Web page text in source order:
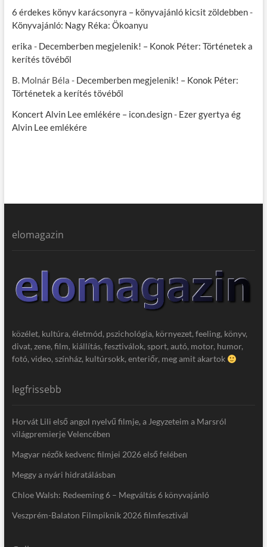
6 érdekes könyv karácsonyra – könyvajánló kicsit zöldebben-
Könyvajánló: Nagy Réka: Ökoanyu
erika - Decemberben megjelenik! – Konok Péter: Történetek a
kerítés tövéből
B. Molnár Béla - Decemberben megjelenik! – Konok Péter:
Történetek a kerítés tövéből
Koncert Alvin Lee emlékére – icon.design- Ezer gyertya ég
Alvin Lee emlékére
elomagazin
közélet, kultúra, életmód, pszichológia, környezet, feeling, könyv,
divat, zene, film, kiállítás, fesztiválok, sport, autó, motor, humor,
fotó, video, színház, kultúrsokk, enteriőr, meg amit akartok
legfrissebb
Horvát Lili első angol nyelvű filmje, a Jegyzeteim a Marsról
világpremierje Velencében
Magyar nézők kedvenc filmjei 2026 első felében
Meggy a nyári hidratálásban
Chloe Walsh: Redeeming 6 – Megváltás 6 könyvajánló
Veszprém-Balaton Filmpiknik 2026 filmfesztivál